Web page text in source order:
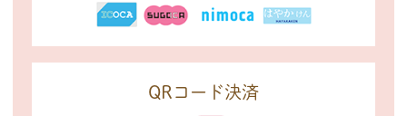
QRコード決済